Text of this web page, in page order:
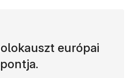
európai